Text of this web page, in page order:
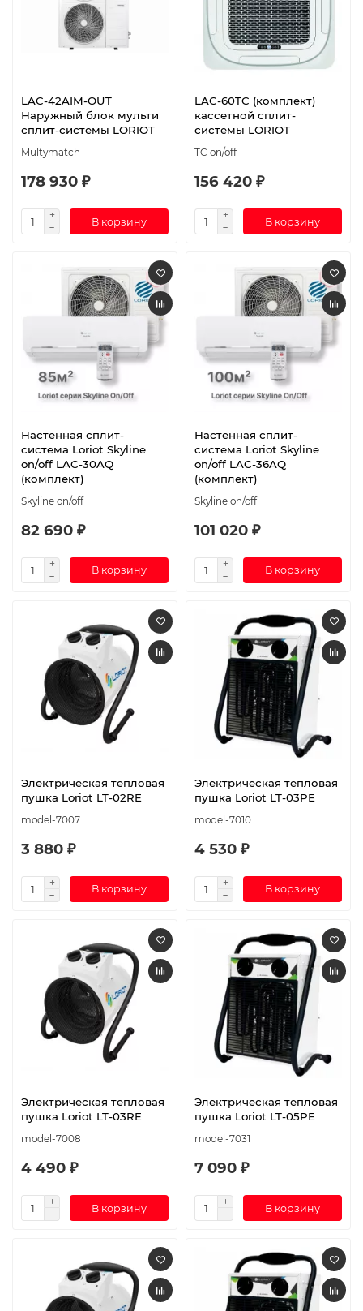
LAC-42AIM-OUT
Наружный блок мульти
сплит-системы LORIOT
Multymatch
178 930 ₽
В корзину
LAC-60TC (комплект)
кассетной сплит-
системы LORIOT
TC on/off
156 420 ₽
В корзину
Настенная сплит-
система Loriot Skyline
on/off LAC-30AQ
(комплект)
Skyline on/off
82 690 ₽
В корзину
Настенная сплит-
система Loriot Skyline
on/off LAC-36AQ
(комплект)
Skyline on/off
101 020 ₽
В корзину
Электрическая тепловая
пушка Loriot LT-02RE
model-7007
3 880 ₽
В корзину
Электрическая тепловая
пушка Loriot LT-03PE
model-7010
4 530 ₽
В корзину
Электрическая тепловая
пушка Loriot LT-03RE
model-7008
4 490 ₽
В корзину
Электрическая тепловая
пушка Loriot LT-05PE
model-7031
7 090 ₽
В корзину